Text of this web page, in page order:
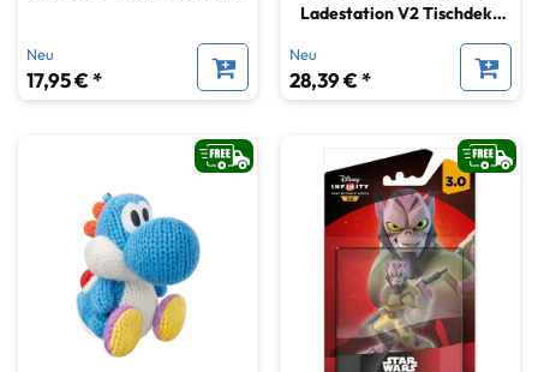
Neu
17,95 € *
Ladestation V2 Tischdeko
Fanartikel Lifestyle
Neu
28,39 € *